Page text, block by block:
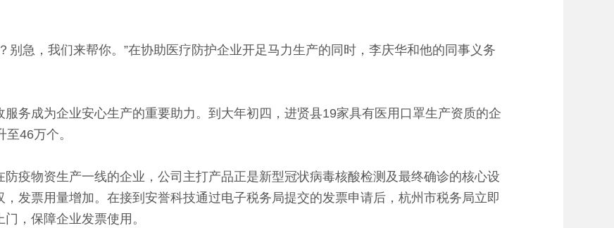
急，我们来帮你。”在协助医疗防护企业开足马力生产的同时，李庆华和他的同事义务
成为企业安心生产的重要助力。到大年初四，进贤县19家具有医用口罩生产资质的企
46万个。
物资生产一线的企业，公司主打产品正是新型冠状病毒核酸检测及最终确诊的核心设
发票用量增加。在接到安誉科技通过电子税务局提交的发票申请后，杭州市税务局立即
，保障企业发票使用。